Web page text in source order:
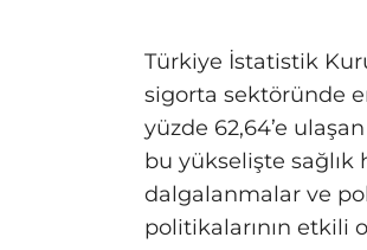
Türkiye İstatistik
sigorta sektöründe
yüzde 62,64’e
bu yükselişte sağlık
dalgalanmalar ve
politikalarının etkili